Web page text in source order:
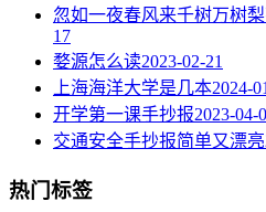
忽如一夜春风来千树万树
17
婺源怎么读2023-02-21
上海海洋大学是几本2024-
开学第一课手抄报2023-04-
交通安全手抄报简单又漂亮
热门标签